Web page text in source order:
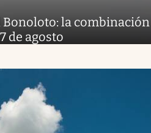
Bonoloto: la combinación
de agosto